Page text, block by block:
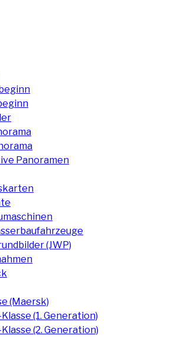
Panoramen
(JWP)
(Maersk)
(1. Generation)
(2. Generation)